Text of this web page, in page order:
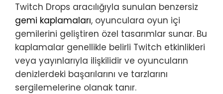
Twitch Drops aracılığıyla sunulan benzersiz
gemi kaplamaları, oyunculara oyun içi
gemilerini geliştiren özel tasarımlar sunar. Bu
kaplamalar genellikle belirli Twitch etkinlikleri
veya yayınlarıyla ilişkilidir ve oyuncuların
denizlerdeki başarılarını ve tarzlarını
sergilemelerine olanak tanır.